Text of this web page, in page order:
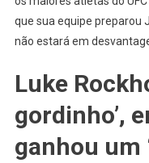
que sua equipe preparou
não estará em
Luke
gordinho’,
ganhou um